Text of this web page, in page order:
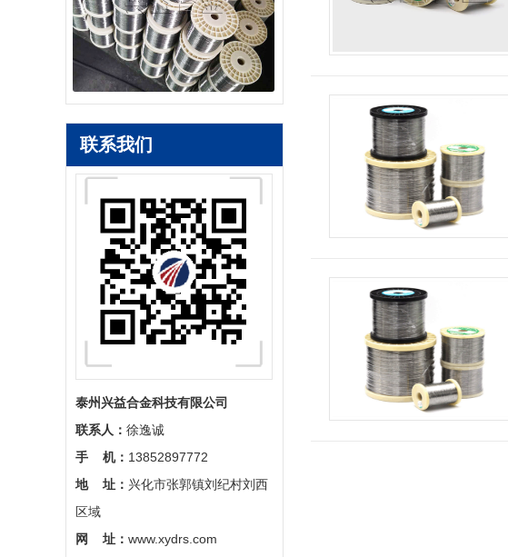
高温合金丝
电炉发热丝
联系我们
泰州兴益合金科技有限公司
联系人： 徐逸诚
手 机： 13852897772
地 址： 兴化市张郭镇刘纪村刘西
区域
网 址： www.xydrs.com